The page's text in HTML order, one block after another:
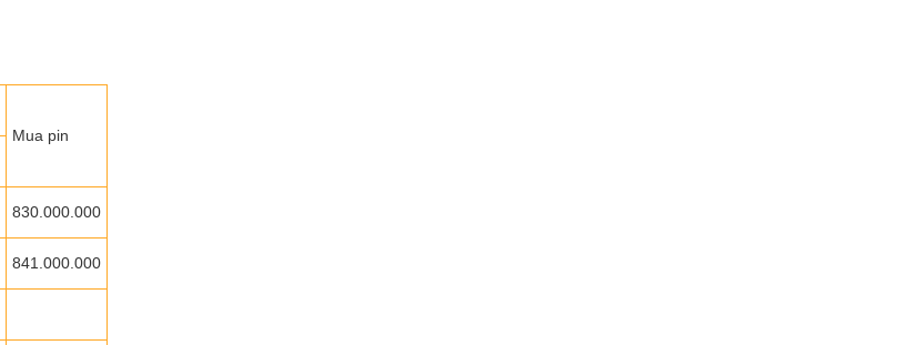
Mua pin
830.000.000
841.000.000